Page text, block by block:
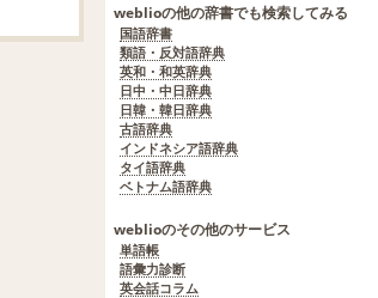
weblioの他の辞書でも検索してみる
国語辞書
類語・反対語辞典
英和・和英辞典
日中・中日辞典
日韓・韓日辞典
古語辞典
インドネシア語辞典
タイ語辞典
ベトナム語辞典
weblioのその他のサービス
単語帳
語彙力診断
英会話コラム